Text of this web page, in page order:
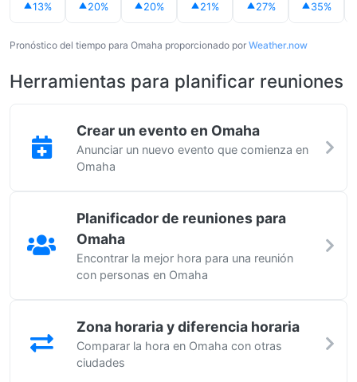
13% 20% 20% 21% 27% 35%
Pronóstico del tiempo para Omaha proporcionado por Weather.now
Herramientas para planificar reuniones
Crear un evento en Omaha
Anunciar un nuevo evento que comienza en
Omaha
Planificador de reuniones para
Omaha
Encontrar la mejor hora para una reunión
con personas en Omaha
Zona horaria y diferencia horaria
Comparar la hora en Omaha con otras
ciudades